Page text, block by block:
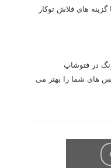
های فلاش توکار
های شما را بهتر می